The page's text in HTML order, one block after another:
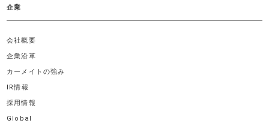
企業
会社概要
企業沿革
カーメイトの強み
IR情報
採用情報
Global